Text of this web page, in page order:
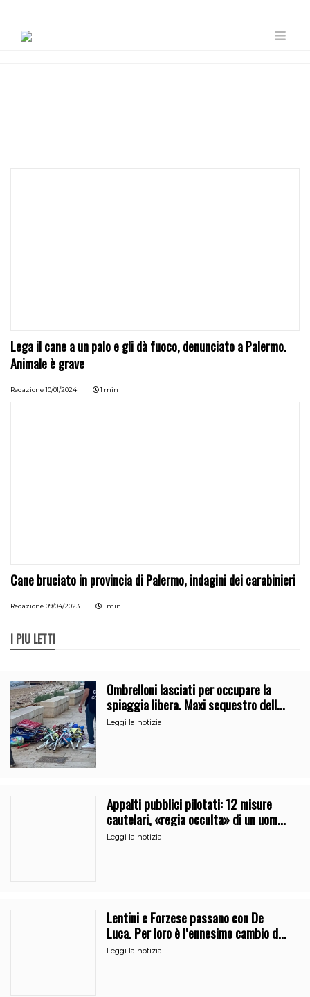
Lega il cane a un palo e gli dà fuoco, denunciato a Palermo.
Animale è grave
Redazione 10/01/2024 1 min
Cane bruciato in provincia di Palermo, indagini dei carabinieri
Redazione 09/04/2023 1 min
I PIÙ LETTI
Ombrelloni lasciati per occupare la
spiaggia libera. Maxi sequestro della
Guardia Costiera
Leggi la notizia
Appalti pubblici pilotati: 12 misure
cautelari, «regia occulta» di un uomo
vicino al clan
Leggi la notizia
Lentini e Forzese passano con De
Luca. Per loro è l’ennesimo cambio di
partito
Leggi la notizia